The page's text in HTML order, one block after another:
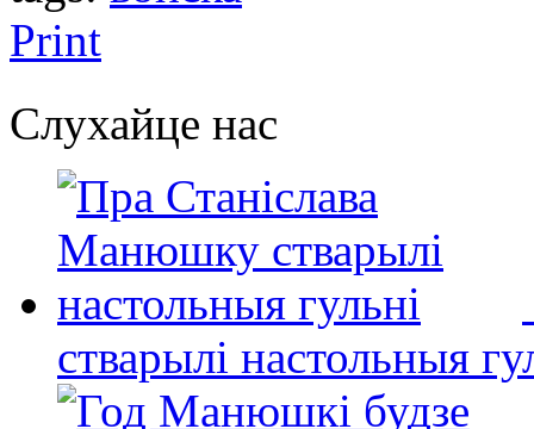
Print
Слухайце нас
стварылі настольныя